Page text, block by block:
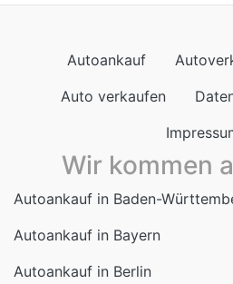
Auto verkaufen
Wir kommen
Autoankauf in Baden-
Autoankauf in Bayern
Autoankauf in Berlin
Autoankauf in Brandenburg